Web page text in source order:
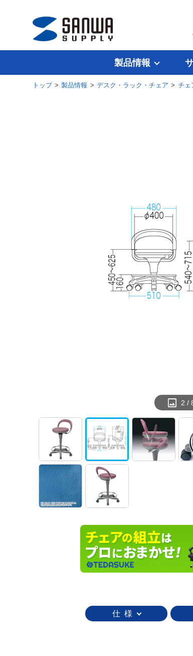
製品情報
トップ>製品情報 > デスク・ラック・チェア > チェ
2 /
仕 様